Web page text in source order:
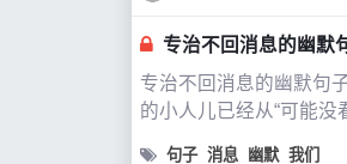
专治不回消息的幽默
专治不回消息的幽默句
的小人儿已经从“可能没
句子 消息 幽默 我们